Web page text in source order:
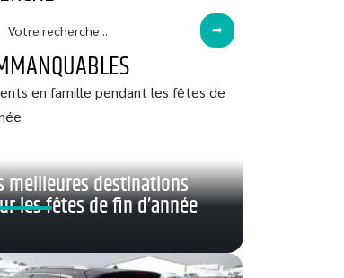
meilleures destinations
les fêtes de fin d’année